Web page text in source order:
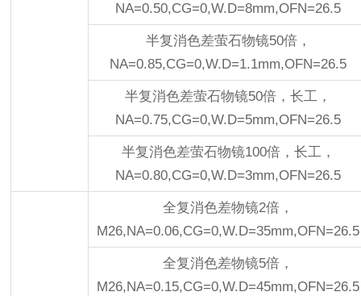
NA=0.50,CG=0,W.D=8mm,OFN=26.5
半复消色差萤石物镜50倍，
NA=0.85,CG=0,W.D=1.1mm,OFN=26.5
半复消色差萤石物镜50倍，长工，
NA=0.75,CG=0,W.D=5mm,OFN=26.5
半复消色差萤石物镜100倍，长工，
NA=0.80,CG=0,W.D=3mm,OFN=26.5
全复消色差物镜2倍，
M26,NA=0.06,CG=0,W.D=35mm,OFN=26.5
全复消色差物镜5倍，
M26,NA=0.15,CG=0,W.D=45mm,OFN=26.5